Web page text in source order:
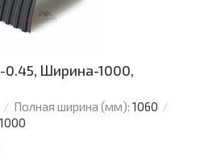
0.45, Ширина-1000,
Полная ширина (мм): 1060
1000